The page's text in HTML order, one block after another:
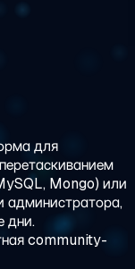
для
Mongo) или
администратора,
дни.
community-